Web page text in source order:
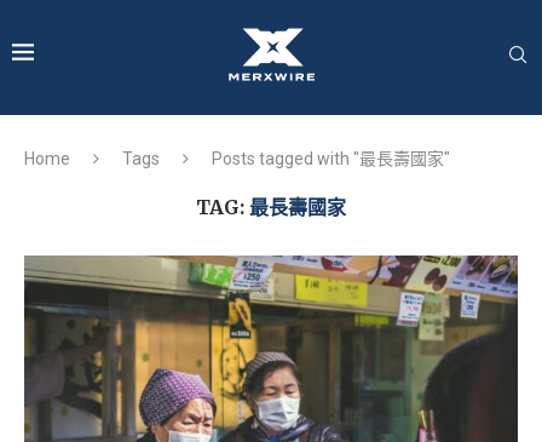
Home Tags Posts tagged with "最長壽國家"
TAG: 最長壽國家